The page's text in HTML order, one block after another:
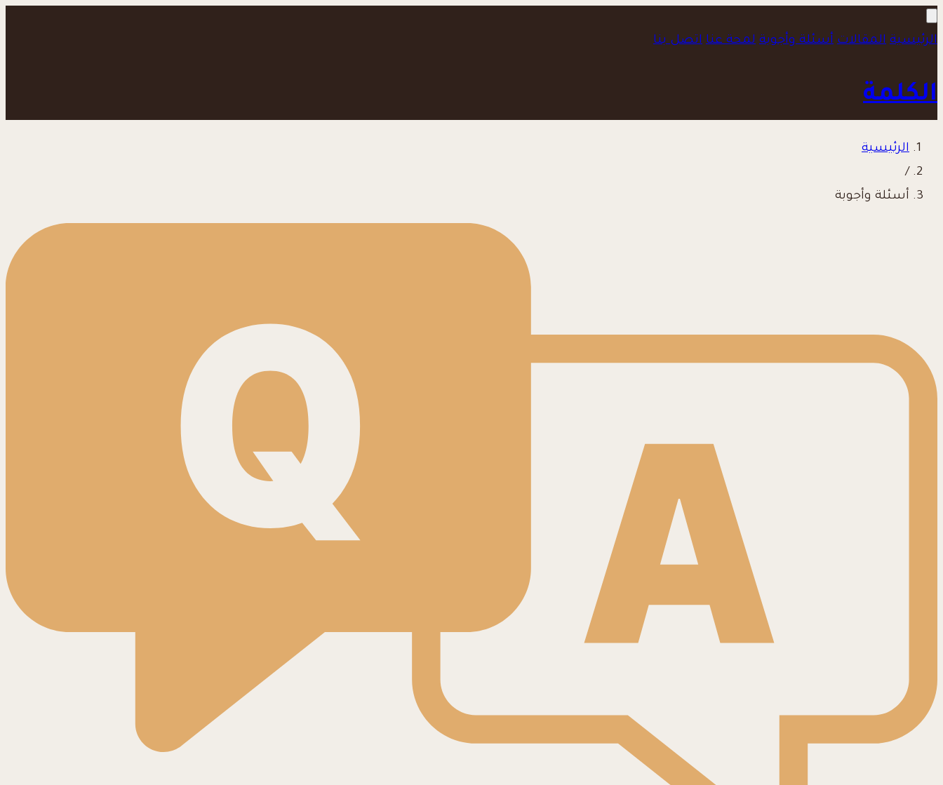
الرئيسية المقالات أسئلة وأجوبة لمحة عنا اتصل بنا
الكلمة
الرئيسية
/
أسئلة وأجوبة